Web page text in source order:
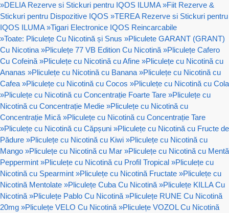
»DELIA Rezerve si Stickuri pentru IQOS ILUMA »Fiit Rezerve &
Stickuri pentru Dispozitive IQOS »TEREA Rezerve si Stickuri pentru
IQOS ILUMA »Tigari Electronice IQOS Reincarcabile
»Toate: Pliculețe Cu Nicotină și Snus »Pliculete GARANT (GRANT)
Cu Nicotina »Pliculețe 77 VB Edition Cu Nicotină »Pliculețe Cafero
Cu Cofeină »Pliculețe cu Nicotină cu Afine »Pliculețe cu Nicotină cu
Ananas »Pliculețe cu Nicotină cu Banana »Pliculețe cu Nicotină cu
Cafea »Pliculețe cu Nicotină cu Cocos »Pliculețe cu Nicotină cu Cola
»Pliculețe cu Nicotină cu Concentrație Foarte Tare »Pliculețe cu
Nicotină cu Concentrație Medie »Pliculețe cu Nicotină cu
Concentrație Mică »Pliculețe cu Nicotină cu Concentrație Tare
»Pliculețe cu Nicotină cu Căpșuni »Pliculețe cu Nicotină cu Fructe de
Pădure »Pliculețe cu Nicotină cu Kiwi »Pliculețe cu Nicotină cu
Mango »Pliculețe cu Nicotină cu Mar »Pliculețe cu Nicotină cu Mentă
Peppermint »Pliculețe cu Nicotină cu Profil Tropical »Pliculețe cu
Nicotină cu Spearmint »Pliculețe cu Nicotină Fructate »Pliculețe cu
Nicotină Mentolate »Pliculețe Cuba Cu Nicotină »Pliculețe KILLA Cu
Nicotină »Pliculețe Pablo Cu Nicotină »Pliculețe RUNE Cu Nicotină
20mg »Pliculețe VELO Cu Nicotină »Pliculețe VOZOL Cu Nicotină